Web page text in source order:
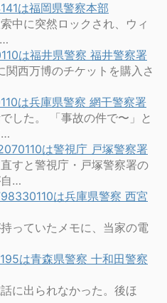
は福岡県警察本部
中に突然ロックされ、ウィ
は福井県警察 福井警察署
関西万博のチケットを購入さ
は兵庫県警察 網干警察署
した。 「事故の件で〜」と
…
は警視庁 戸塚警察署
すと警視庁・戸塚警察署の
…
は兵庫県警察 西宮
っていたメモに、当家の電
は青森県警察 十和田警察
に出られなかった。後ほ